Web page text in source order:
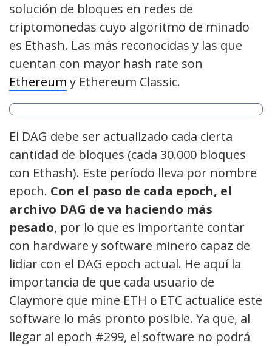
solución de bloques en redes de
criptomonedas cuyo algoritmo de minado
es Ethash. Las más reconocidas y las que
cuentan con mayor hash rate son
Ethereum y Ethereum Classic.
El DAG debe ser actualizado cada cierta
cantidad de bloques (cada 30.000 bloques
con Ethash). Este período lleva por nombre
epoch. Con el paso de cada epoch, el
archivo DAG de va haciendo más
pesado, por lo que es importante contar
con hardware y software minero capaz de
lidiar con el DAG epoch actual. He aquí la
importancia de que cada usuario de
Claymore que mine ETH o ETC actualice este
software lo más pronto posible. Ya que, al
llegar al epoch #299, el software no podrá